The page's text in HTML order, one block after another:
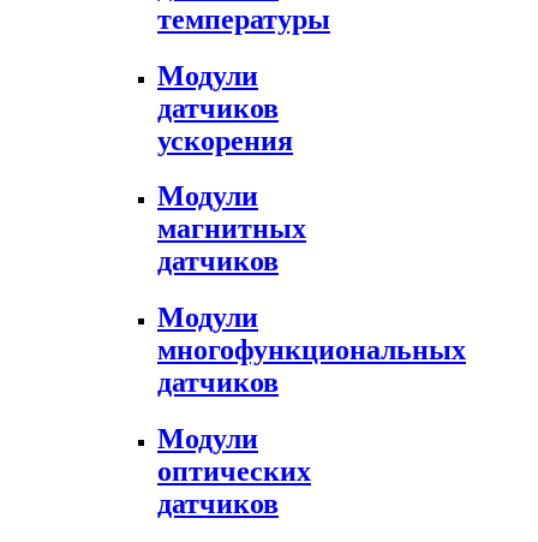
температуры
Модули
датчиков
ускорения
Модули
магнитных
датчиков
Модули
многофункциональных
датчиков
Модули
оптических
датчиков